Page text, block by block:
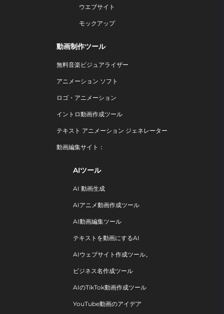
ウエブサイト
モックアップ
動画制作ツール
無料音楽ビジュアライザー
アニメーション ソフト
ロゴ・アニメーション
イントロ動画作成ツール
テキスト アニメーション ジェネレーター
動画編集サイト：
AIツール
AI 動画生成
AIアニメ動画作成ツール
AI動画編集ツール
テキストを動画にするAI
AIウェブサイト作成ツール。
ビジネス名作成ツール
AIのTikTok動画作成ツール
YouTube動画のアイデア